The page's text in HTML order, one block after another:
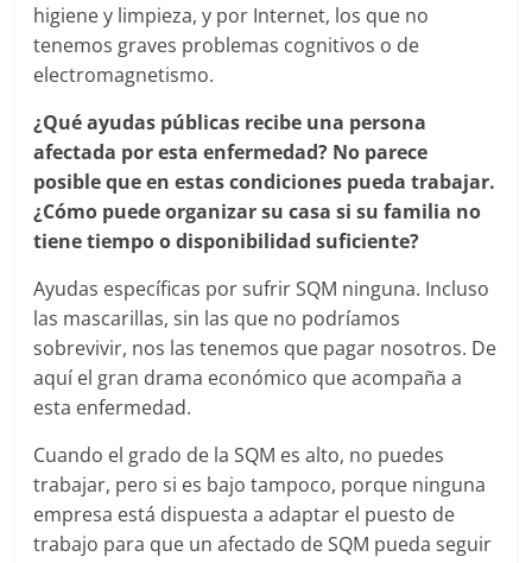
higiene y limpieza, y por Internet, los que no
tenemos graves problemas cognitivos o de
electromagnetismo.
¿Qué ayudas públicas recibe una persona
afectada por esta enfermedad? No parece
posible que en estas condiciones pueda trabajar.
¿Cómo puede organizar su casa si su familia no
tiene tiempo o disponibilidad suficiente?
Ayudas específicas por sufrir SQM ninguna. Incluso
las mascarillas, sin las que no podríamos
sobrevivir, nos las tenemos que pagar nosotros. De
aquí el gran drama económico que acompaña a
esta enfermedad.
Cuando el grado de la SQM es alto, no puedes
trabajar, pero si es bajo tampoco, porque ninguna
empresa está dispuesta a adaptar el puesto de
trabajo para que un afectado de SQM pueda seguir